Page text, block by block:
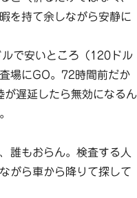
を持て余しながら安静に
で安いところ（120ドル
場にGO。72時間前だか
遅延したら無効になるん
誰もおらん。検査する人
がら車から降りて探して